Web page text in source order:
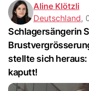
Aline Klötzli
Deutschland,
Schlagersängerin
stellte sich
kaputt!